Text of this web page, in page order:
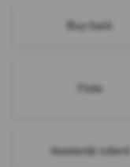
Buy-back
Flote
Asistență rutieră